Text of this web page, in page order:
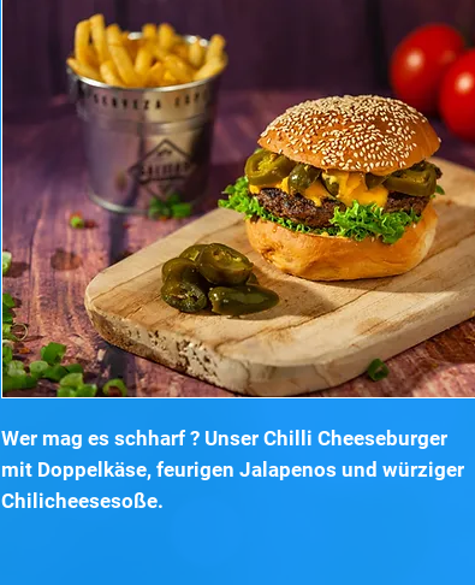
Wer mag es schharf ? Unser Chilli Cheeseburger
mit Doppelkäse, feurigen Jalapenos und würziger
Chilicheesesoße.